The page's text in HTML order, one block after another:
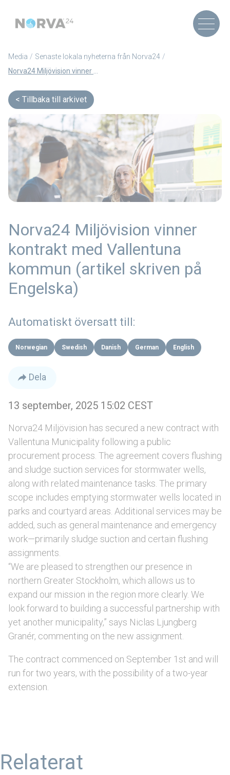
Media
Senaste lokala nyheterna från Norva24
Tillbaka till arkivet
Norva24 Miljövision vinner
kontrakt med Vallentuna
kommun (artikel skriven på
Engelska)
Automatiskt översatt till:
Norwegian Swedish Danish German English
Dela
13 september, 2025 15:02 CEST
Norva24 Miljövision has secured a new contract with
Vallentuna Municipality following a public
procurement process. The agreement covers flushing
and sludge suction services for stormwater wells,
along with related maintenance tasks. The primary
scope includes emptying stormwater wells located in
parks and courtyard areas. Additional services may be
added, such as general maintenance and emergency
work—primarily sludge suction and certain flushing
assignments.
“We are pleased to strengthen our presence in
northern Greater Stockholm, which allows us to
expand our mission in the region more clearly. We
look forward to building a successful partnership with
yet another municipality,” says Niclas Ljungberg
Granér, commenting on the new assignment.
The contract commenced on September 1st and will
run for two years, with the possibility of a two-year
extension.
Relaterat